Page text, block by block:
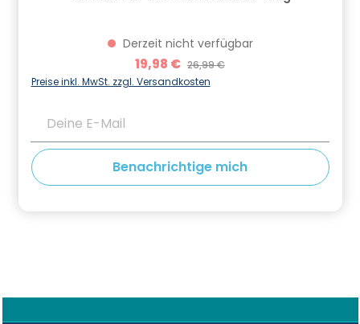
Derzeit nicht verfügbar
Verkaufspreis:
19,98 € Regulärer Preis:
26,99 €
Preise inkl. MwSt. zzgl. Versandkosten
Benachrichtige mich